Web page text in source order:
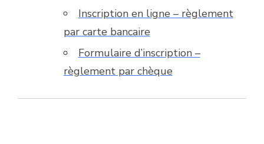
Inscription en ligne – règlement
par carte bancaire
Formulaire d’inscription –
règlement par chèque